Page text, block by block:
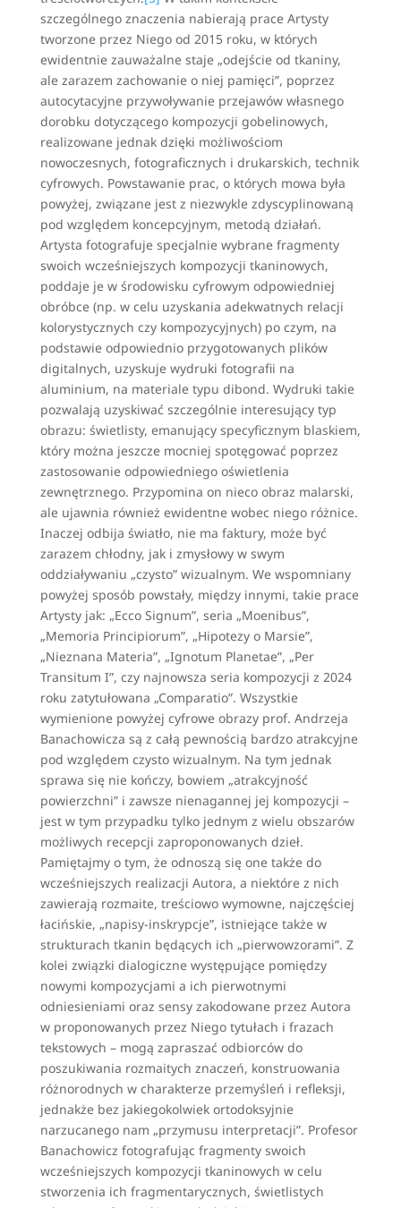
szczególnego znaczenia nabierają prace Artysty
tworzone przez Niego od 2015 roku, w których
ewidentnie zauważalne staje „odejście od tkaniny,
ale zarazem zachowanie o niej pamięci”, poprzez
autocytacyjne przywoływanie przejawów własnego
dorobku dotyczącego kompozycji gobelinowych,
realizowane jednak dzięki możliwościom
nowoczesnych, fotograficznych i drukarskich, technik
cyfrowych. Powstawanie prac, o których mowa była
powyżej, związane jest z niezwykle zdyscyplinowaną
pod względem koncepcyjnym, metodą działań.
Artysta fotografuje specjalnie wybrane fragmenty
swoich wcześniejszych kompozycji tkaninowych,
poddaje je w środowisku cyfrowym odpowiedniej
obróbce (np. w celu uzyskania adekwatnych relacji
kolorystycznych czy kompozycyjnych) po czym, na
podstawie odpowiednio przygotowanych plików
digitalnych, uzyskuje wydruki fotografii na
aluminium, na materiale typu dibond. Wydruki takie
pozwalają uzyskiwać szczególnie interesujący typ
obrazu: świetlisty, emanujący specyficznym blaskiem,
który można jeszcze mocniej spotęgować poprzez
zastosowanie odpowiedniego oświetlenia
zewnętrznego. Przypomina on nieco obraz malarski,
ale ujawnia również ewidentne wobec niego różnice.
Inaczej odbija światło, nie ma faktury, może być
zarazem chłodny, jak i zmysłowy w swym
oddziaływaniu „czysto” wizualnym. We wspomniany
powyżej sposób powstały, między innymi, takie prace
Artysty jak: „Ecco Signum”, seria „Moenibus”,
„Memoria Principiorum”, „Hipotezy o Marsie”,
„Nieznana Materia”, „Ignotum Planetae”, „Per
Transitum I”, czy najnowsza seria kompozycji z 2024
roku zatytułowana „Comparatio”. Wszystkie
wymienione powyżej cyfrowe obrazy prof. Andrzeja
Banachowicza są z całą pewnością bardzo atrakcyjne
pod względem czysto wizualnym. Na tym jednak
sprawa się nie kończy, bowiem „atrakcyjność
powierzchni” i zawsze nienagannej jej kompozycji –
jest w tym przypadku tylko jednym z wielu obszarów
możliwych recepcji zaproponowanych dzieł.
Pamiętajmy o tym, że odnoszą się one także do
wcześniejszych realizacji Autora, a niektóre z nich
zawierają rozmaite, treściowo wymowne, najczęściej
łacińskie, „napisy-inskrypcje”, istniejące także w
strukturach tkanin będących ich „pierwowzorami”. Z
kolei związki dialogiczne występujące pomiędzy
nowymi kompozycjami a ich pierwotnymi
odniesieniami oraz sensy zakodowane przez Autora
w proponowanych przez Niego tytułach i frazach
tekstowych – mogą zapraszać odbiorców do
poszukiwania rozmaitych znaczeń, konstruowania
różnorodnych w charakterze przemyśleń i refleksji,
jednakże bez jakiegokolwiek ortodoksyjnie
narzucanego nam „przymusu interpretacji”. Profesor
Banachowicz fotografując fragmenty swoich
wcześniejszych kompozycji tkaninowych w celu
stworzenia ich fragmentarycznych, świetlistych